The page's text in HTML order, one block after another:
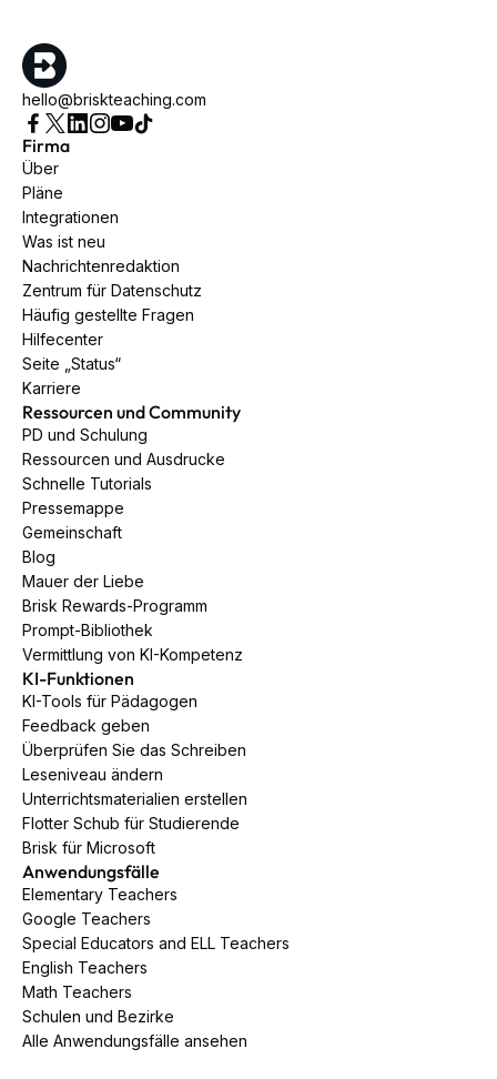
hello@briskteaching.com
Firma
Über
Pläne
Integrationen
Was ist neu
Nachrichtenredaktion
Zentrum für Datenschutz
Häufig gestellte Fragen
Hilfecenter
Seite „Status“
Karriere
Ressourcen und Community
PD und Schulung
Ressourcen und Ausdrucke
Schnelle Tutorials
Pressemappe
Gemeinschaft
Blog
Mauer der Liebe
Brisk Rewards-Programm
Prompt-Bibliothek
Vermittlung von KI-Kompetenz
KI-Funktionen
KI-Tools für Pädagogen
Feedback geben
Überprüfen Sie das Schreiben
Leseniveau ändern
Unterrichtsmaterialien erstellen
Flotter Schub für Studierende
Brisk für Microsoft
Anwendungsfälle
Elementary Teachers
Google Teachers
Special Educators and ELL Teachers
English Teachers
Math Teachers
Schulen und Bezirke
Alle Anwendungsfälle ansehen